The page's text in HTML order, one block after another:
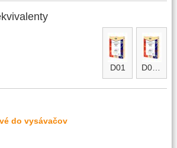
D01 D01.2
do vysávačov